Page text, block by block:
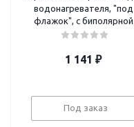
водонагревателя, "под
флажок", с биполярной
защитой от перегрева, 70-
1 141 ₽
Под заказ